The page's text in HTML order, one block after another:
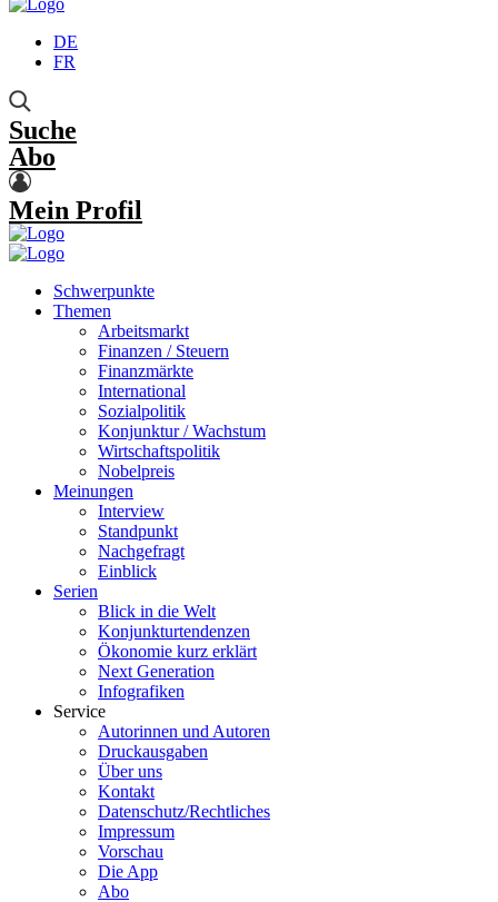
DE
FR
Suche
Abo
Mein Profil
Schwerpunkte
Themen
Arbeitsmarkt
Finanzen / Steuern
Finanzmärkte
International
Sozialpolitik
Konjunktur / Wachstum
Wirtschaftspolitik
Nobelpreis
Meinungen
Interview
Standpunkt
Nachgefragt
Einblick
Serien
Blick in die Welt
Konjunkturtendenzen
Ökonomie kurz erklärt
Next Generation
Infografiken
Service
Autorinnen und Autoren
Druckausgaben
Über uns
Kontakt
Datenschutz/Rechtliches
Impressum
Vorschau
Die App
Abo